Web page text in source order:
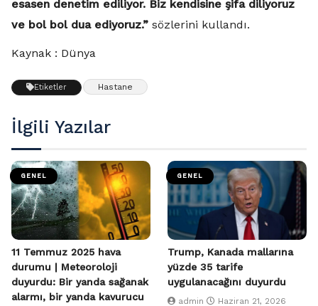
esasen denetim ediliyor. Biz kendisine şifa diliyoruz
ve bol bol dua ediyoruz.” sözlerini kullandı.
Kaynak : Dünya
Etiketler Hastane
İlgili Yazılar
GENEL
11 Temmuz 2025 hava
durumu | Meteoroloji
duyurdu: Bir yanda sağanak
alarmı, bir yanda kavurucu
GENEL
Trump, Kanada mallarına
yüzde 35 tarife
uygulanacağını duyurdu
admin Haziran 21, 2026